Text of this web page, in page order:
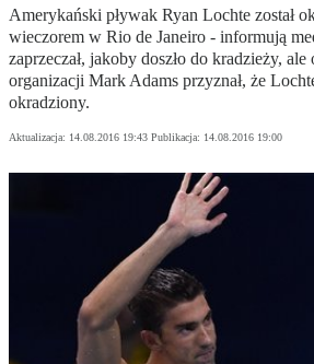
Amerykański pływak Ryan Lochte został
wieczorem w Rio de Janeiro - informują
zaprzeczał, jakoby doszło do kradzieży,
organizacji Mark Adams przyznał, że
okradziony.
Aktualizacja: 14.08.2016 19:43 Publikacja: 14.08.2016 19:00